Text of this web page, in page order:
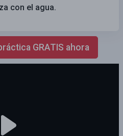
con el agua.
GRATIS ahora